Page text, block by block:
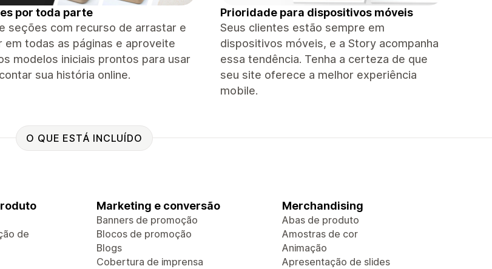
por toda parte
seções com recurso de arrastar e
em todas as páginas e aproveite
modelos iniciais prontos para usar
sua história online.
Prioridade para dispositivos móveis
Seus clientes estão sempre em
dispositivos móveis, e a Story acompanha
essa tendência. Tenha a certeza de que
seu site oferece a melhor experiência
mobile.
O QUE ESTÁ INCLUÍDO
de
Marketing e conversão
Banners de promoção
Blocos de promoção
Blogs
Cobertura de imprensa
Merchandising
Abas de produto
Amostras de cor
Animação
Apresentação de slides